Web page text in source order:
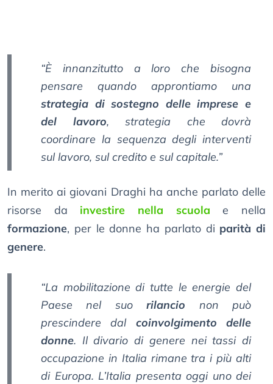
“È innanzitutto a loro che bisogna
pensare quando approntiamo una
strategia di sostegno delle imprese e
del lavoro, strategia che dovrà
coordinare la sequenza degli interventi
sul lavoro, sul credito e sul capitale.”
In merito ai giovani Draghi ha anche parlato delle
risorse da investire nella scuola e nella
formazione, per le donne ha parlato di parità di
genere.
“La mobilitazione di tutte le energie del
Paese nel suorilancio non può
prescindere dal coinvolgimento delle
donne. Il divario di genere nei tassi di
occupazione in Italia rimane tra i più alti
di Europa. L’Italia presenta oggi uno dei